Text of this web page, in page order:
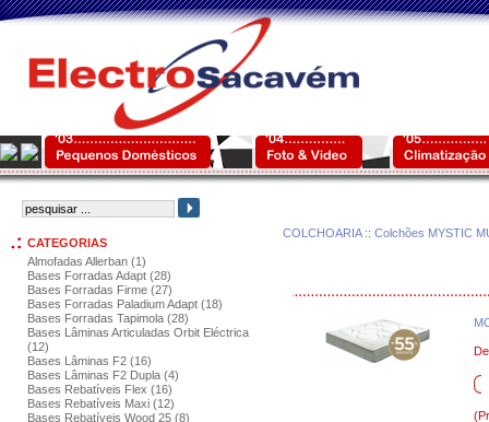
CATEGORIAS
Almofadas Allerban (1)
Bases Forradas Adapt (28)
Bases Forradas Firme (27)
Bases Forradas Paladium Adapt (18)
Bases Forradas Tapimola (28)
Bases Lâminas Articuladas Orbit Eléctrica
(12)
Bases Lâminas F2 (16)
Bases Lâminas F2 Dupla (4)
Bases Rebatíveis Flex (16)
Bases Rebatíveis Maxi (12)
Bases Rebatíveis Wood 25 (8)
COLCHOARIA:: Colchões MYSTIC